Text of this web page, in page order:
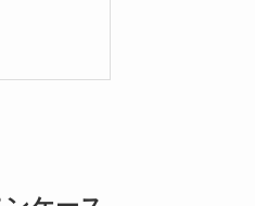
れなペン